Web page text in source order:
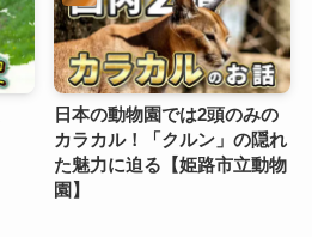
日本の動物園では2頭のみの
カラカル！「クルン」の隠れ
た魅力に迫る【姫路市立動物
園】